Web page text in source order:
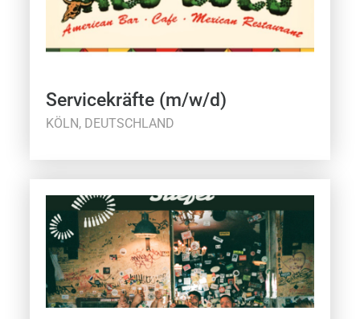
Servicekräfte (m/w/d)
KÖLN, DEUTSCHLAND